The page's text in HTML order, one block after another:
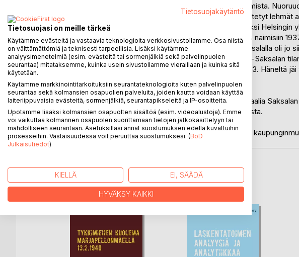
Maisterin elämä ei kuitenkaan ollut pelkkää ruusuilla tanssimista.
tuhoutuivat sisällissodan tykkitulessa. Navetasta ulos päästetyt lehmät
Saksala valmistui maatalous- ja metsätieteiden kandidaatiksi Helsingin
meijeritalouden opettajana Kokemäellä. Maisteri ehti myös naimisiin
vuoden. Lapsia ei lyhyestä avioliitosta syntynyt. Martti Saksalalla oli jo
Hollolassa, jonka lisäksi hän peri sisarensa kanssa 1941 Iso-Saksalan
sydänkohtaukseen vaatimattomassa vinttikamarissaan 1973. Häneltä
meni valtiolle.
Kirjassa käytetään runsaasti ennen julkaisematonta materiaalia
on Vaasan yliopiston emeritusprofessori ja kotoisin Lahdesta.
Kansikuva: Iso-Saksalan rakennusten rauniot 1918 (Lahden
LISÄÄ KIRJOJA BoD:LLA
Tietosuojakäytäntö
Tietosuojasi on meille tärkeä
Käytämme evästeitä ja vastaavia teknologioita verkkosivustollamme. Osa niistä
on välttämättömiä ja teknisesti tarpeellisia. Lisäksi käytämme
analyysimenetelmiä (esim. evästeitä tai sormenjälkiä sekä palvelinpuolen
seurantaa) mitataksemme, kuinka usein sivustollamme vieraillaan ja kuinka sitä
käytetään.
Käytämme markkinointitarkoituksiin seurantateknologioita kuten palvelinpuolen
seurantaa sekä kolmansien osapuolien palveluita, joiden kautta voidaan käyttää
laiteriippuvaisia evästeitä, sormenjälkiä, seurantapikseleitä ja IP-osoitteita.
Upotamme lisäksi kolmansien osapuolten sisältöä (esim. videoalustoja). Emme
voi vaikuttaa kolmannen osapuolen suorittamaan tietojen jatkokäsittelyyn tai
mahdolliseen seurantaan. Asetuksillasi annat suostumuksen edellä kuvattuihin
prosesseihin. Vastaisuudessa voit peruuttaa suostumuksesi. (BoD
Julkaisutiedot)
KIELLÄ EI, SÄÄDÄ
HYVÄKSY KAIKKI